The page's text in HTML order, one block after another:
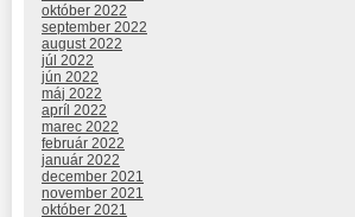
október 2022
september 2022
august 2022
júl 2022
jún 2022
máj 2022
apríl 2022
marec 2022
február 2022
január 2022
december 2021
november 2021
október 2021